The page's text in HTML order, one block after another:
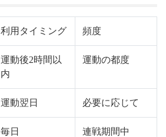
利用タイミング 頻度
運動後2時間以
内
運動の都度
運動翌日 必要に応じて
毎日 連戦期間中